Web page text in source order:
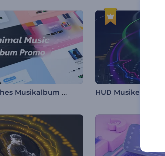
Minimalistisches Musikalbum zu Werbezwecken HUD Musikequalizer